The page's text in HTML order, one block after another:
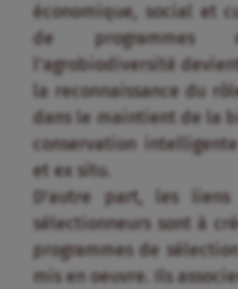
économique, social et
de programmes
l’agrobiodiversité
la reconnaissance du
dans le maintient de la
conservation
et ex situ.
D’autre part, les
sélectionneurs sont à
programmes de
mis en oeuvre. Ils